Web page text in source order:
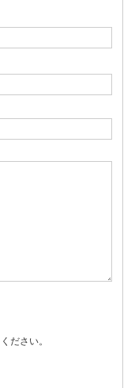
ださい。